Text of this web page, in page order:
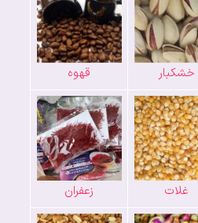
خشکبار قهوه
غلات زعفران